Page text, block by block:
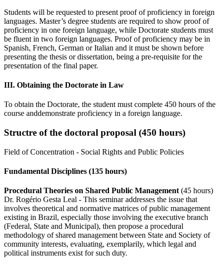
Students will be requested to present proof of proficiency in foreign
languages. Master’s degree students are required to show proof of
proficiency in one foreign language, while Doctorate students must
be fluent in two foreign languages. Proof of proficiency may be in
Spanish, French, German or Italian and it must be shown before
presenting the thesis or dissertation, being a pre-requisite for the
presentation of the final paper.
III. Obtaining the Doctorate in Law
To obtain the Doctorate, the student must complete 450 hours of the
course anddemonstrate proficiency in a foreign language.
Structre of the doctoral proposal (450 hours)
Field of Concentration - Social Rights and Public Policies
Fundamental Disciplines (135 hours)
Procedural Theories on Shared Public Management (45 hours)
Dr. Rogério Gesta Leal - This seminar addresses the issue that
involves theoretical and normative matrices of public management
existing in Brazil, especially those involving the executive branch
(Federal, State and Municipal), then propose a procedural
methodology of shared management between State and Society of
community interests, evaluating, exemplarily, which legal and
political instruments exist for such duty.